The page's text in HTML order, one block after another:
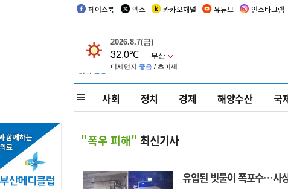
페이스북 엑스 카카오채널 유튜브 인스타그램
사회 정치 경제 해양수산 국
"폭우 피해" 최신기사
유입된 빗물이 폭포수…사